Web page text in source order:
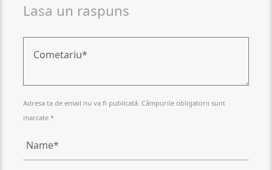
Lasa un raspuns
Adresa ta de email nu va fi publicată. Câmpurile obligatorii sunt
marcate *